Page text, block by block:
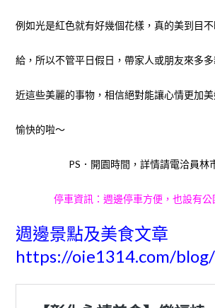
例如光是紅色就有好幾個花樣，真的美到目不
給， 所以不管平日假日，帶家人或朋友來多多
近這些美麗的事物，相信絕對能讓心情更加美
愉快的啦～
PS．開園時間 ， 詳情請電洽員林
停車資訊：週邊停車方便，也設有公
週邊景點及美食文章
https://oie1314.com/